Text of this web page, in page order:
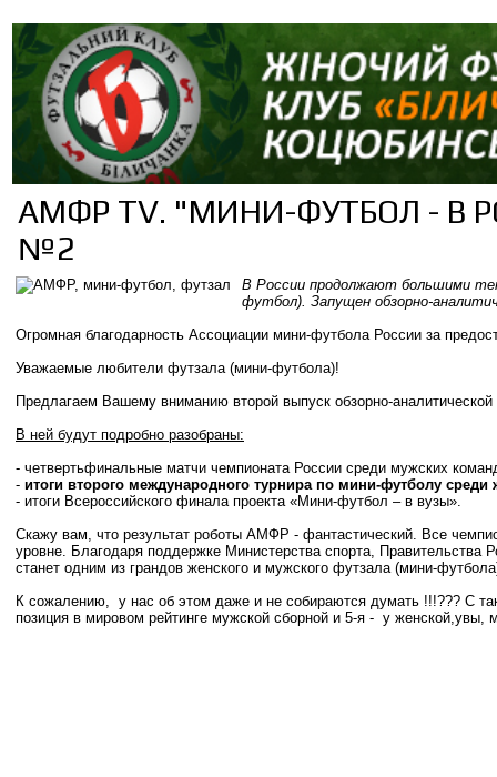
AМФР TV. "МИНИ-ФУТБОЛ - В
№2
В России продолжают большими
футбол). Запущен обзорно-
Огромная благодарность Ассоциации мини-футбола России за
Уважаемые любители футзала (мини-футбола)!
Предлагаем Вашему вниманию второй выпуск обзорно-
В ней будут подробно разобраны:
- четвертьфинальные матчи чемпионата России среди мужских
- итоги второго международного турнира по мини-футболу
- итоги Всероссийского финала проекта «Мини-футбол – в вузы».
Скажу вам, что результат роботы АМФР - фантастический. Все
уровне. Благодаря поддержке Министерства спорта,
станет одним из грандов женского и мужского футзала (мини-
К сожалению, у нас об этом даже и не собираются думать !!!??? С
позиция в мировом рейтинге мужской сборной и 5-я - у женской,увы,